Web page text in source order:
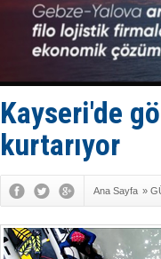
Kayseri'de
kurtarıyor
Ana Sayfa »